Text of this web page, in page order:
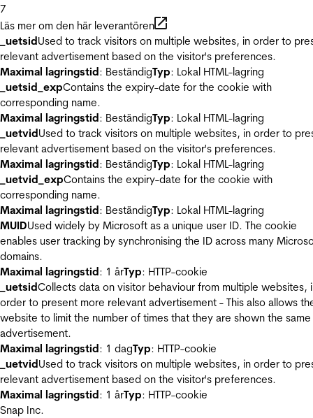
7
Läs mer om den här leverantören
_uetsidUsed to track visitors on multiple websites, in order to
relevant advertisement based on the visitor's preferences.
Maximal lagringstid: BeständigTyp: Lokal HTML-lagring
_uetsid_expContains the expiry-date for the cookie with
corresponding name.
Maximal lagringstid: BeständigTyp: Lokal HTML-lagring
_uetvidUsed to track visitors on multiple websites, in order to
relevant advertisement based on the visitor's preferences.
Maximal lagringstid: BeständigTyp: Lokal HTML-lagring
_uetvid_expContains the expiry-date for the cookie with
corresponding name.
Maximal lagringstid: BeständigTyp: Lokal HTML-lagring
MUIDUsed widely by Microsoft as a unique user ID. The cookie
enables user tracking by synchronising the ID across many
domains.
Maximal lagringstid: 1 årTyp: HTTP-cookie
_uetsidCollects data on visitor behaviour from multiple websites,
order to present more relevant advertisement - This also allows
website to limit the number of times that they are shown the same
advertisement.
Maximal lagringstid: 1 dagTyp: HTTP-cookie
_uetvidUsed to track visitors on multiple websites, in order to
relevant advertisement based on the visitor's preferences.
Maximal lagringstid: 1 årTyp: HTTP-cookie
Snap Inc.